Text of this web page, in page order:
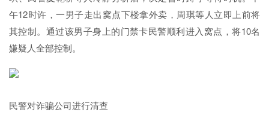
午12时许，一男子走出窝点下楼拿外卖，周琪等人立即上前将
其控制。通过该男子身上的门禁卡民警顺利进入窝点，将10名
嫌疑人全部控制。
民警对诈骗公司进行清查